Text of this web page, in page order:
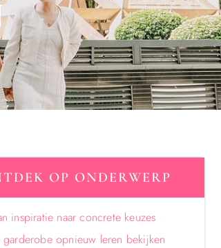
OP ONDERWERP
inspiratie naar concrete keuzes
garderobe opnieuw leren bekijken